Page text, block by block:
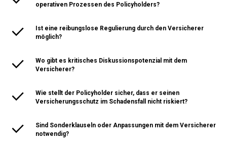
operativen Prozessen des Policyholders?
Ist eine reibungslose Regulierung durch den Versicherer
möglich?
Wo gibt es kritisches Diskussionspotenzial mit dem
Versicherer?
Wie stellt der Policyholder sicher, dass er seinen
Versicherungsschutz im Schadensfall nicht riskiert?
Sind Sonderklauseln oder Anpassungen mit dem Versicherer
notwendig?